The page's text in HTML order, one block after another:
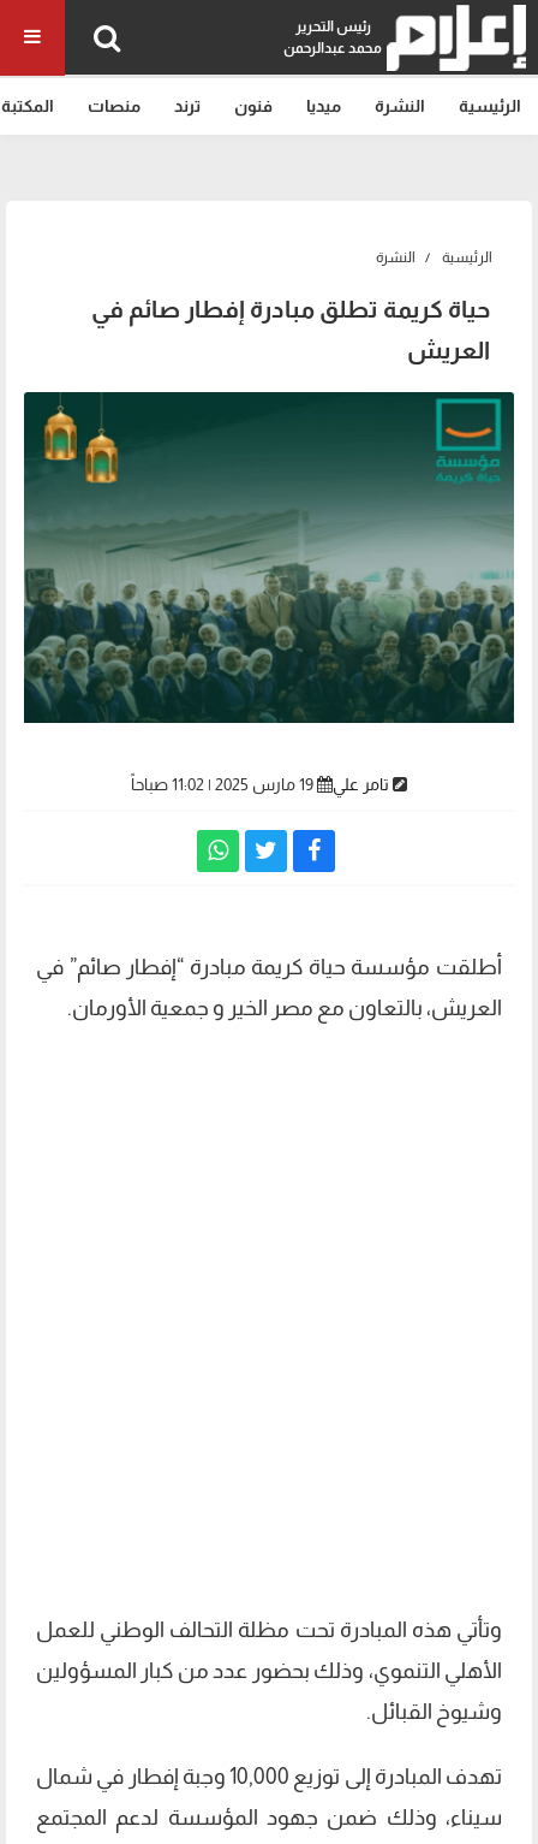
رئيس التحرير
محمد عبدالرحمن
الرئيسية النشرة ميديا فنون ترند منصات المكتبة
الرئيسية النشرة
حياة كريمة تطلق مبادرة إفطار صائم في
العريش
تامر علي
أطلقت مؤسسة حياة كريمة مبادرة “إفطار صائم” في
العريش، بالتعاون مع مصر الخير و جمعية الأورمان.
وتأتي هذه المبادرة تحت مظلة التحالف الوطني للعمل
الأهلي التنموي، وذلك بحضور عدد من كبار المسؤولين
وشيوخ القبائل.
تهدف المبادرة إلى توزيع 10,000 وجبة إفطار في شمال
سيناء، وذلك ضمن جهود المؤسسة لدعم المجتمع